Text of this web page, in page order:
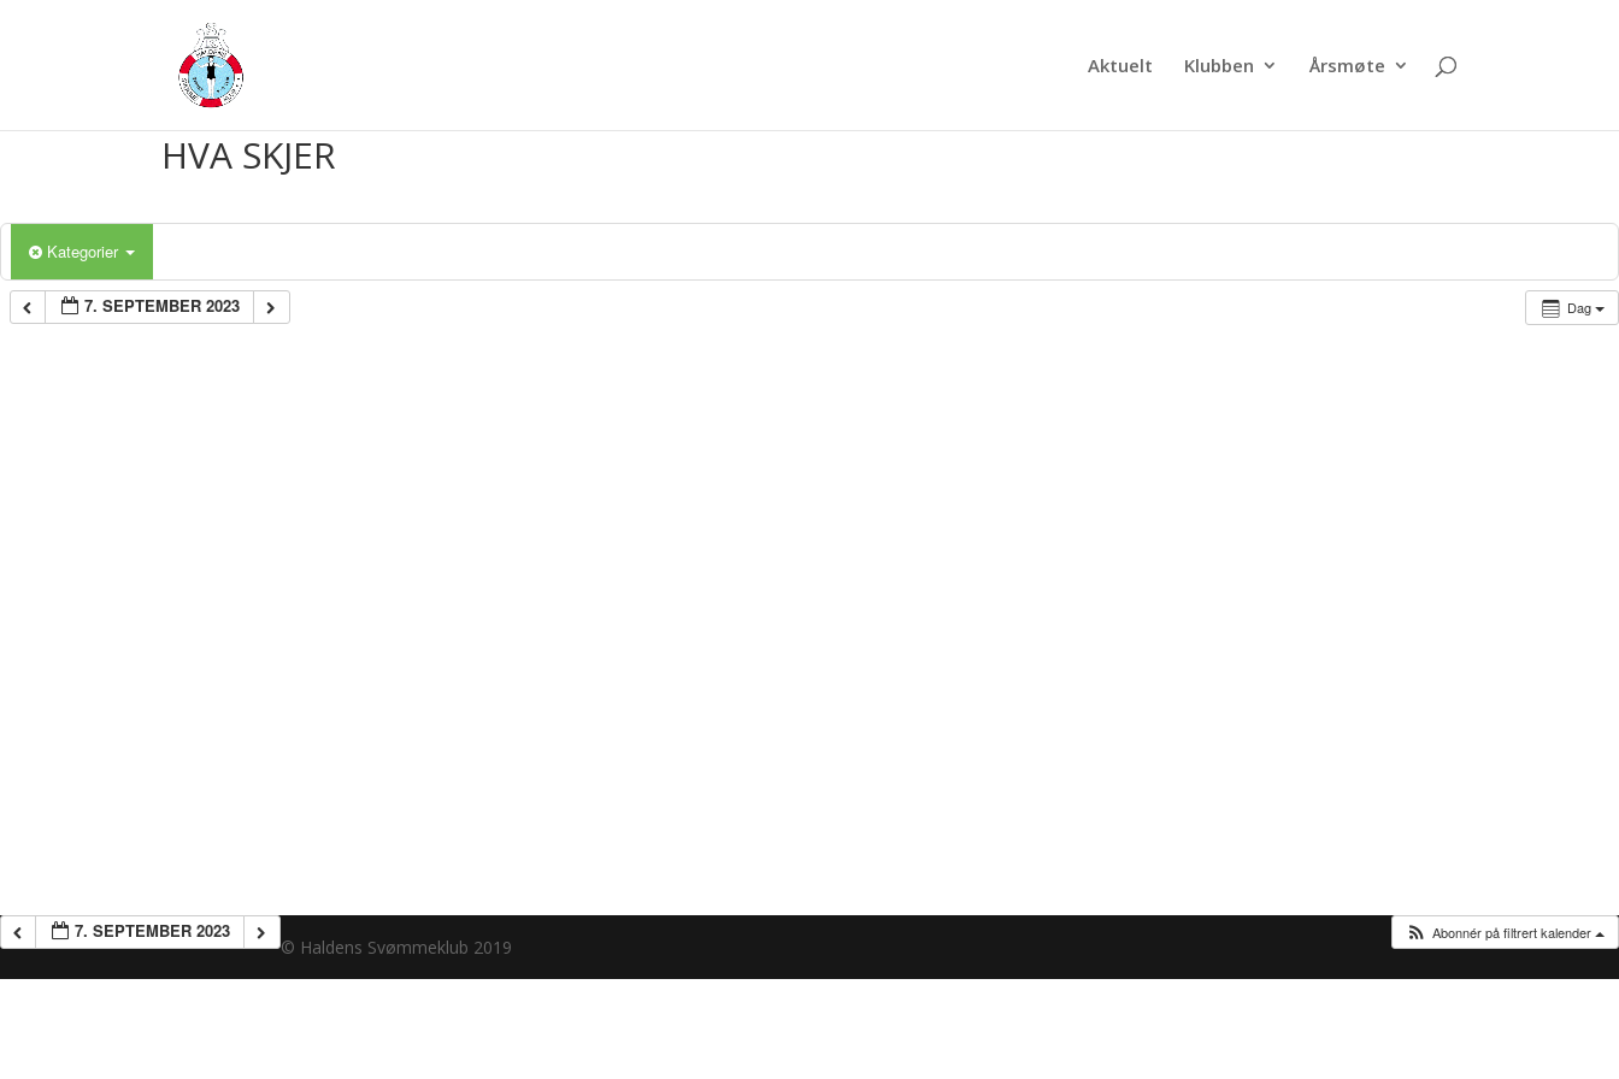
Aktuelt Klubben Årsmøte
HVA SKJER
Kategorier
Dag
7. SEPTEMBER 2023
7. SEPTEMBER 2023 Abonnér på filtrert kalender
© Haldens Svømmeklub 2019